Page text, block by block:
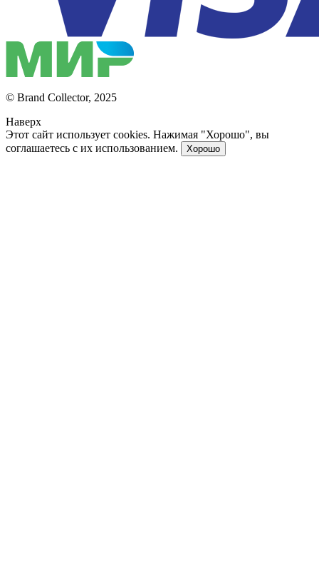
© Brand Collector, 2025
Наверх
Этот сайт использует cookies. Нажимая "Хорошо", вы
соглашаетесь с их использованием.
Хорошо